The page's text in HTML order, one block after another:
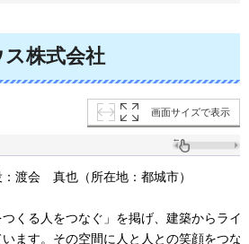
株式会社
画面サイズで表示
：渡会 真也（所在地：都城市）
くる人をつなぐ」を掲げ、建築からライ
ます。その空間に人と人との笑顔をつな